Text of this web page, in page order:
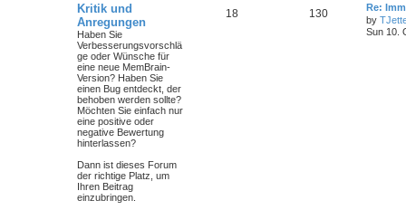
Kritik und
Anregungen
Haben Sie
Verbesserungsvorschlä
ge oder Wünsche für
eine neue MemBrain-
Version? Haben Sie
einen Bug entdeckt, der
behoben werden sollte?
Möchten Sie einfach nur
eine positive oder
negative Bewertung
hinterlassen?
Dann ist dieses Forum
der richtige Platz, um
Ihren Beitrag
einzubringen.
18 130
Re:
by
Sun 10.